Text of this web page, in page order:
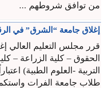
من توافق شروطهم ...
إغلاق جامعة “الشرق” في
قرر مجلس التعليم العالي
الحقوق – كلية الزراعة –
طلاب جامعة الفرات